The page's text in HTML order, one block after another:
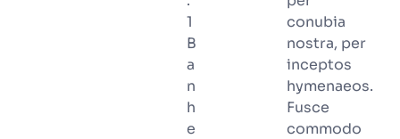
1
B
a
n
h
e
conubia
nostra, per
inceptos
hymenaeos.
Fusce
commodo